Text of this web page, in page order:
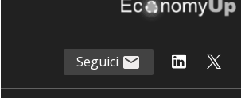
Seguici